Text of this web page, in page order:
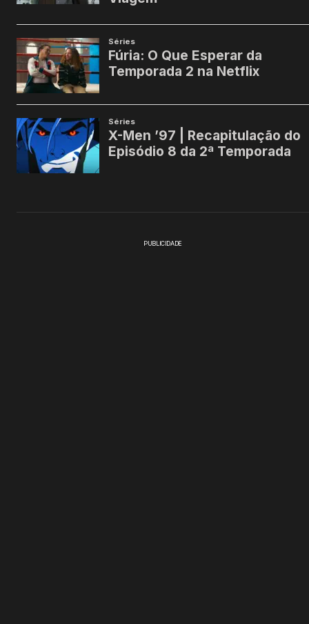
PUBLICIDADE